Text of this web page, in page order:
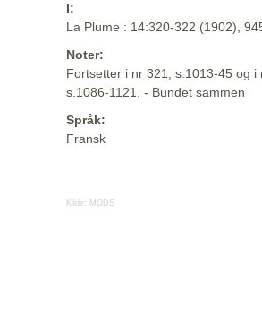
I:
La Plume : 14:320-322 (1902),
Noter:
Fortsetter i nr 321, s.1013-45 og i
s.1086-1121. - Bundet sammen
Språk:
Fransk
Kilde: MODS